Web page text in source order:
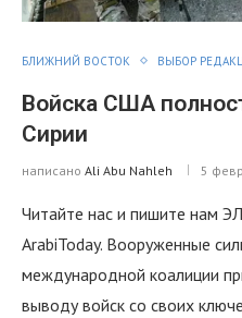
БЛИЖНИЙ ВОСТОК ВЫБОР
Войска США
Сирии
написано Ali Abu Nahleh 5
Читайте нас и пишите
ArabiToday. Вооруженные
международной коалиции
выводу войск со своих